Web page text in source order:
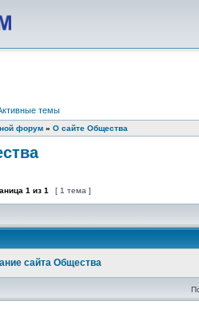
темы
форум » О сайте Общества
1 из 1 [ 1 тема ]
сайта Общества